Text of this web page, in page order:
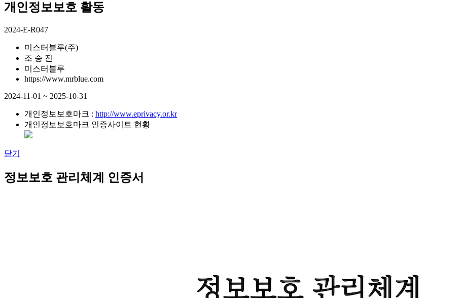
개인정보보호 활동
2024-E-R047
미스터블루(주)
조 승 진
미스터블루
https://www.mrblue.com
2024-11-01 ~ 2025-10-31
개인정보보호마크 : http://www.eprivacy.or.kr
개인정보보호마크 인증사이트 현황
닫기
정보보호 관리체계 인증서